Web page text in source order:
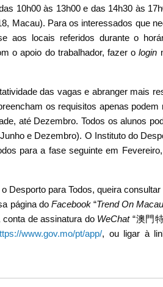
10h00 às 13h00 e das 14h30 às
Macau). Para os interessados que
aos locais referidos durante o
o apoio do trabalhador, fazer ologin
das vagas e abranger mais
os requisitos apenas
até Dezembro. Todos os alunos
e Dezembro). O Instituto do
para a fase seguinte em
Desporto para Todos, queira
página do Facebook“Trend On
de assinatura do WeChat“澳門
www.gov.mo/pt/app/, ou ligar à